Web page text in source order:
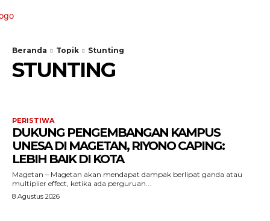
Beranda Topik Stunting
STUNTING
PERISTIWA
DUKUNG PENGEMBANGAN KAMPUS
UNESA DI MAGETAN, RIYONO CAPING:
LEBIH BAIK DI KOTA
Magetan – Magetan akan mendapat dampak berlipat ganda atau
multiplier effect, ketika ada perguruan...
8 Agustus 2026